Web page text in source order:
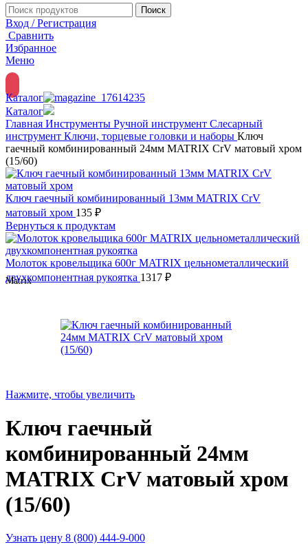
Поиск
Вход / Регистрация
Сравнить
Избранное
Меню
Каталог
Каталог
Главная Инструменты Ручной инструмент Слесарный
инструмент Ключи, торцевые головки и наборы Ключ
гаечный комбинированный 24мм MATRIX CrV матовый хром
(15/60)
Ключ гаечный комбинированный 13мм MATRIX CrV
матовый хром 135 ₽
Вернуться к продуктам
Молоток кровельщика 600г MATRIX цельнометаллический
двухкомпонентная рукоятка 1317 ₽
Matrix
Нажмите, чтобы увеличить
Ключ гаечный
комбинированный 24мм
MATRIX CrV матовый хром
(15/60)
Узнать цену 8 (800) 444-9-000